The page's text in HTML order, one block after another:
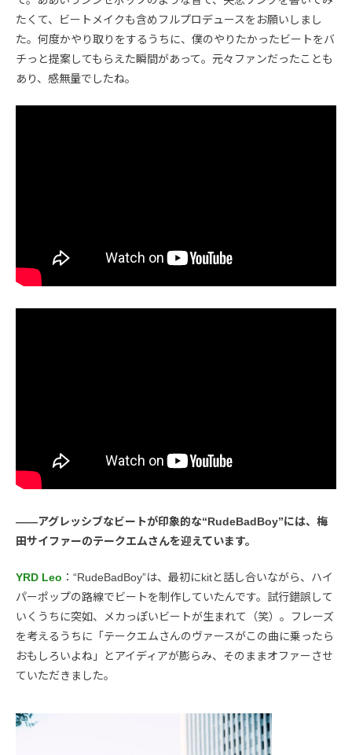
たくて、ビートメイクも含めフルプロデュースをお願いしまし
た。何度かやり取りをするうちに、僕のやりたかったビートをバ
チっと提案してもらえた瞬間があって。元々ファンだったことも
あり、感無量でしたね。
――アグレッシブなビートが印象的な“RudeBadBoy”には、梅
田サイファーのテークエムさんを迎えています。
YRD Leo ：“RudeBadBoy”は、最初にkitと話し合いながら、ハイ
パーポップの路線でビートを制作していたんです。試行錯誤して
いくうちに突如、メカっぽいビートが生まれて（笑）。フレーズ
を考えるうちに「テークエムさんのヴァースがこの曲に乗ったら
おもしろいよね」とアイディアが膨らみ、そのままオファーさせ
ていただきました。